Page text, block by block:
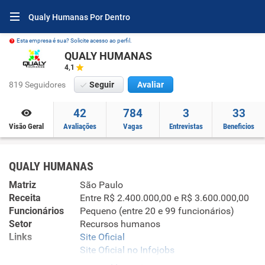
Qualy Humanas Por Dentro
Esta empresa é sua? Solicite acesso ao perfil.
QUALY HUMANAS
4,1
819 Seguidores Seguir Avaliar
Visão Geral
42
Avaliações
784
Vagas
3
Entrevistas
33
Beneficios
QUALY HUMANAS
Matriz
São Paulo
Receita
Entre R$ 2.400.000,00 e R$ 3.600.000,00
Funcionários
Pequeno (entre 20 e 99 funcionários)
Setor
Recursos humanos
Links
Site Oficial
Site Oficial no Infojobs